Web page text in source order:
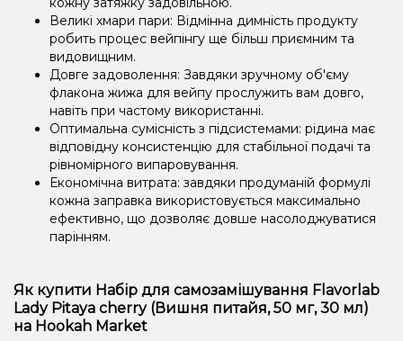
Великі хмари пари: Відмінна димність продукту
робить процес вейпінгу ще більш приємним та
видовищним.
Довге задоволення: Завдяки зручному об'єму
флакона жижа для вейпу прослужить вам довго,
навіть при частому використанні.
Оптимальна сумісність з підсистемами: рідина має
відповідну консистенцію для стабільної подачі та
рівномірного випаровування.
Економічна витрата: завдяки продуманій формулі
кожна заправка використовується максимально
ефективно, що дозволяє довше насолоджуватися
парінням.
Як купити Набір для самозамішування Flavorlab
Lady Pitaya cherry (Вишня питайя, 50 мг, 30 мл)
на Hookah Market